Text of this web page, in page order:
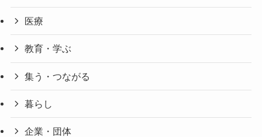
医療
教育・学ぶ
集う・つながる
暮らし
企業・団体